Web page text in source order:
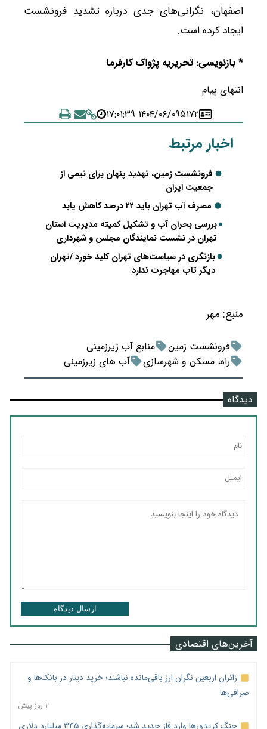
اصفهان، نگرانی‌های جدی درباره تشدید فرونشست
ایجاد کرده است.
* بازنویسی: تحریریه پژواک کارفرما
انتهای پیام
۵۱۷۲۱۴۰۴/۰۶/۰۹ ۱۷:۰۱:۳۹
اخبار مرتبط
فرونشست زمین، تهدید پنهان برای نیمی از
جمعیت ایران
مصرف آب تهران باید ۲۲ درصد کاهش یابد
بررسی بحران آب و تشکیل کمیته مدیریت استان
تهران در نشست نمایندگان مجلس و شهرداری
بازنگری در سیاست‌های تهران کلید خورد /تهران
دیگر تاب مهاجرت ندارد
منبع: مهر
فرونشست زمین
منابع آب زیرزمینی
راه، مسکن و شهرسازی
آب های زیرزمینی
دیدگاه
ارسال دیدگاه
آخرین‌های اقتصادی
زائران اربعین نگران ارز باقی‌مانده نباشند؛ خرید دینار در بانک‌ها و
صرافی‌ها
۲ روز پیش
جنگ کریدورها وارد فاز جدید شد؛ سرمایه‌گذاری ۳۴۵ میلیارد دلاری